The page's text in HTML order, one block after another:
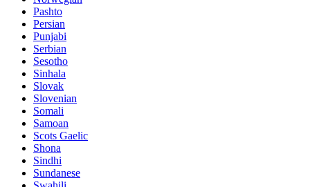
Pashto
Persian
Punjabi
Serbian
Sesotho
Sinhala
Slovak
Slovenian
Somali
Samoan
Scots Gaelic
Shona
Sindhi
Sundanese